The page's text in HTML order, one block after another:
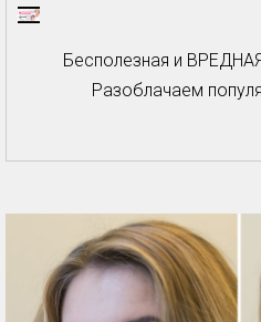
Бесполезная и
Разоблачаем